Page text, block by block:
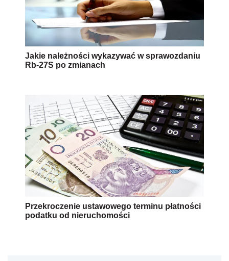
Jakie należności wykazywać w sprawozdaniu
Rb-27S po zmianach
Przekroczenie ustawowego terminu płatności
podatku od nieruchomości